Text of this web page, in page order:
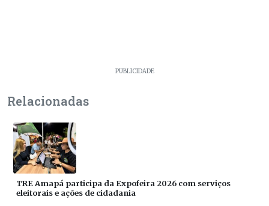
PUBLICIDADE
Relacionadas
TRE Amapá participa da Expofeira 2026 com serviços
eleitorais e ações de cidadania